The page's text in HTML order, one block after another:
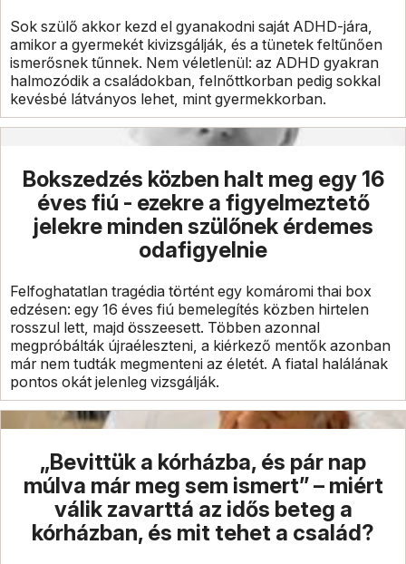
Sok szülő akkor kezd el gyanakodni saját ADHD-jára,
amikor a gyermekét kivizsgálják, és a tünetek feltűnően
ismerősnek tűnnek. Nem véletlenül: az ADHD gyakran
halmozódik a családokban, felnőttkorban pedig sokkal
kevésbé látványos lehet, mint gyermekkorban.
Bokszedzés közben halt meg egy 16
éves fiú - ezekre a figyelmeztető
jelekre minden szülőnek érdemes
odafigyelnie
Felfoghatatlan tragédia történt egy komáromi thai box
edzésen: egy 16 éves fiú bemelegítés közben hirtelen
rosszul lett, majd összeesett. Többen azonnal
megpróbálták újraéleszteni, a kiérkező mentők azonban
már nem tudták megmenteni az életét. A fiatal halálának
pontos okát jelenleg vizsgálják.
„Bevittük a kórházba, és pár nap
múlva már meg sem ismert” – miért
válik zavarttá az idős beteg a
kórházban, és mit tehet a család?